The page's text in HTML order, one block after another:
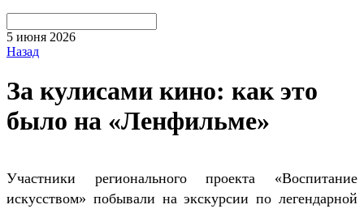
5 июня 2026
Назад
За кулисами кино: как это
было на «Ленфильме»
Участники регионального проекта «Воспитание
искусством» побывали на экскурсии по легендарной